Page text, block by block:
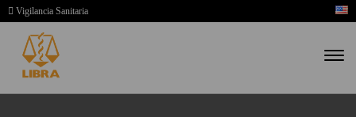
Vigilancia Sanitaria